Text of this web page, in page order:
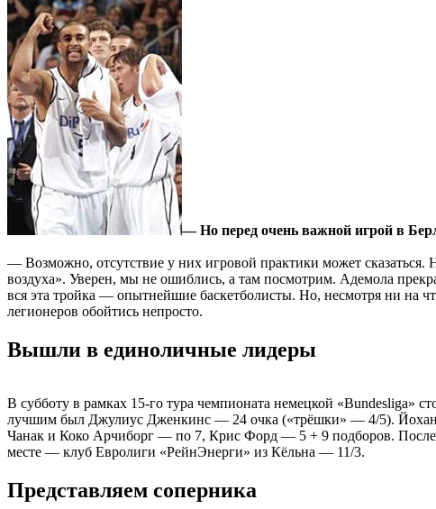
— Но перед очень важной игрой в
— Возможно, отсутствие у них игровой практики может
воздуха». Уверен, мы не ошиблись, а там посмотрим. Адемола
вся эта тройка — опытнейшие баскетболисты. Но, несмотря ни на
легионеров обойтись непросто.
Вышли в единоличные лидеры
В субботу в рамках 15-го тура чемпионата немецкой «Bundesliga»
лучшим был Джулиус Дженкинс — 24 очка («трёшки» — 4/5).
Чанак и Коко Арчиборг — по 7, Крис Форд — 5 + 9 подборов.
месте — клуб Евролиги «РейнЭнерги» из Кёльна — 11/3.
Представляем соперника